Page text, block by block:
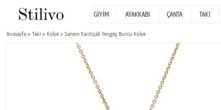
GİYİM AYAKKABI ÇANTA TAKI
Anasayfa Takı Kolye Sanem Kardıçalı Yengeç Burcu Kolye